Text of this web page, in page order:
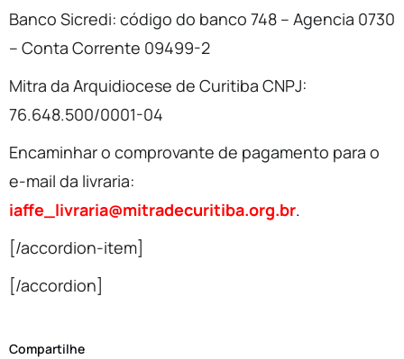
Banco Sicredi: código do banco 748 – Agencia 0730
– Conta Corrente 09499-2
Mitra da Arquidiocese de Curitiba CNPJ:
76.648.500/0001-04
Encaminhar o comprovante de pagamento para o
e-mail da livraria:
iaffe_livraria@mitradecuritiba.org.br.
[/accordion-item]
[/accordion]
Compartilhe